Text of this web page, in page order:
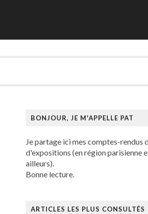
BONJOUR, JE M'APPELLE PAT
Je partage ici mes comptes-rendus
d'expositions (en région parisienne
ailleurs).
Bonne lecture.
ARTICLES LES PLUS CONSULTÉS